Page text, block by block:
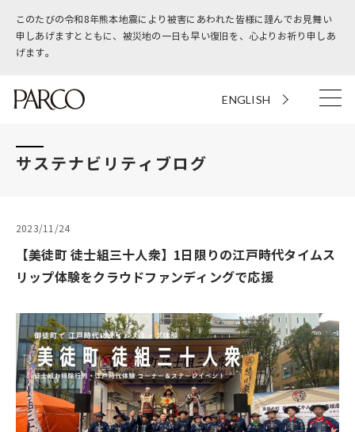
このたびの令和8年熊本地震により被害にあわれた皆様に謹んでお見舞い
申しあげますとともに、被災地の一日も早い復旧を、心よりお祈り申しあ
げます。
ENGLISH
サステナビリティブログ
2023/11/24
【美徒町 徒士組三十人衆】1日限りの江戸時代タイムス
リップ体験をクラウドファンディングで応援